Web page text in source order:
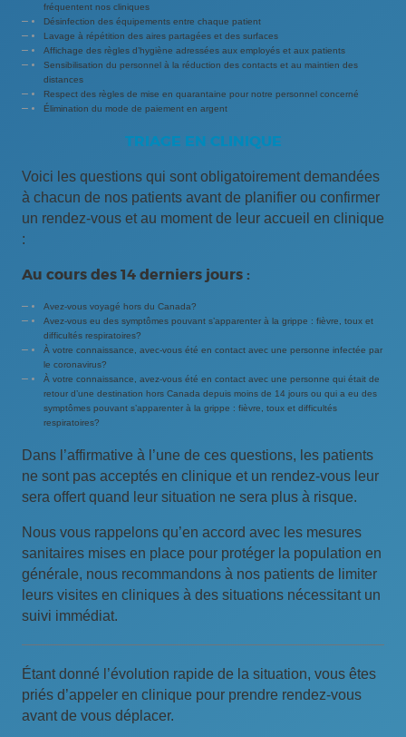
fréquentent nos cliniques
Désinfection des équipements entre chaque patient
Lavage à répétition des aires partagées et des surfaces
Affichage des règles d’hygiène adressées aux employés et aux patients
Sensibilisation du personnel à la réduction des contacts et au maintien des
distances
Respect des règles de mise en quarantaine pour notre personnel concerné
Élimination du mode de paiement en argent
TRIAGE EN CLINIQUE
Voici les questions qui sont obligatoirement demandées
à chacun de nos patients avant de planifier ou confirmer
un rendez-vous et au moment de leur accueil en clinique
:
Au cours des 14 derniers jours :
Avez-vous voyagé hors du Canada?
Avez-vous eu des symptômes pouvant s’apparenter à la grippe : fièvre, toux et
difficultés respiratoires?
À votre connaissance, avec-vous été en contact avec une personne infectée par
le coronavirus?
À votre connaissance, avez-vous été en contact avec une personne qui était de
retour d’une destination hors Canada depuis moins de 14 jours ou qui a eu des
symptômes pouvant s’apparenter à la grippe : fièvre, toux et difficultés
respiratoires?
Dans l’affirmative à l’une de ces questions, les patients
ne sont pas acceptés en clinique et un rendez-vous leur
sera offert quand leur situation ne sera plus à risque.
Nous vous rappelons qu’en accord avec les mesures
sanitaires mises en place pour protéger la population en
générale, nous recommandons à nos patients de limiter
leurs visites en cliniques à des situations nécessitant un
suivi immédiat.
Étant donné l’évolution rapide de la situation, vous êtes
priés d’appeler en clinique pour prendre rendez-vous
avant de vous déplacer.